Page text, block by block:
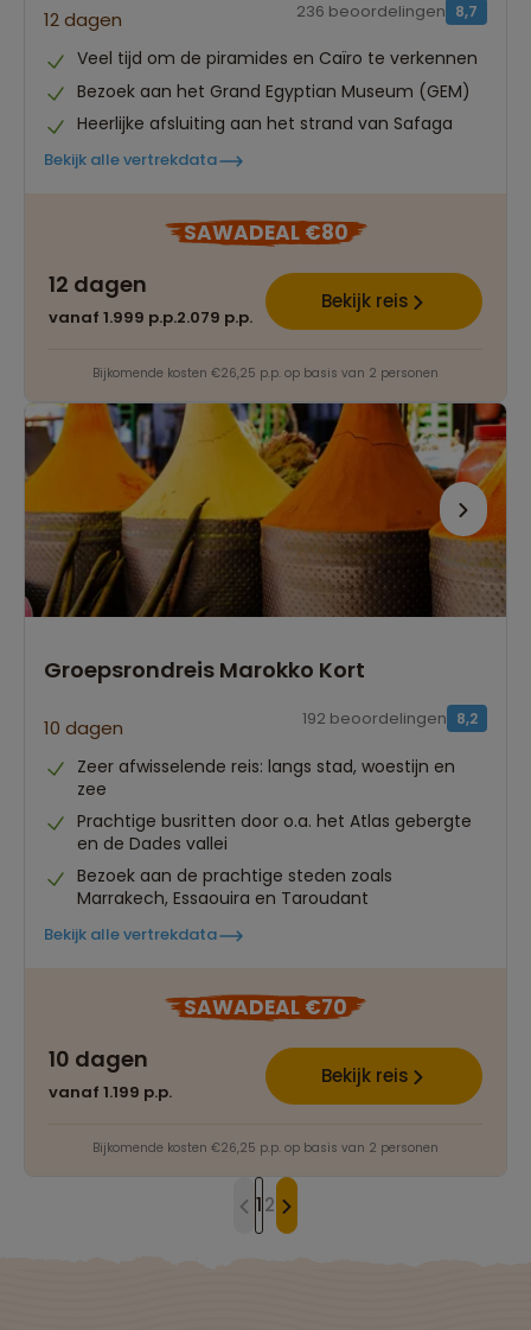
12 dagen 8,7
236 beoordelingen
Veel tijd om de piramides en Caïro te verkennen
Bezoek aan het Grand Egyptian Museum (GEM)
Heerlijke afsluiting aan het strand van Safaga
Bekijk alle vertrekdata
SAWADEAL €80
12 dagen
vanaf 1.999 p.p.2.079 p.p.
Bekijk reis
Bijkomende kosten €26,25 p.p. op basis van 2 personen
Groepsrondreis Marokko Kort
10 dagen 8,2
192 beoordelingen
Zeer afwisselende reis: langs stad, woestijn en
zee
Prachtige busritten door o.a. het Atlas gebergte
en de Dades vallei
Bezoek aan de prachtige steden zoals
Marrakech, Essaouira en Taroudant
Bekijk alle vertrekdata
SAWADEAL €70
10 dagen
vanaf 1.199 p.p.
Bekijk reis
Bijkomende kosten €26,25 p.p. op basis van 2 personen
12